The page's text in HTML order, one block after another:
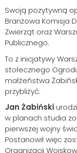
Swoją pozytywną
Branżowa Komisja
Zwierząt oraz
Publicznego.
To z inicjatywy
stołecznego
małżeństwa
przybliżyć.
Jan Żabiński
w planach studia
pierwszej wojny
Postanowił więc
Organizacji